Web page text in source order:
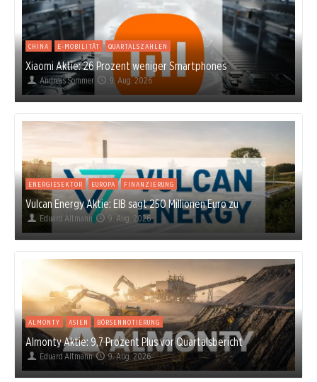
CHINA E-MOBILITÄT QUARTALSZAHLEN
Xiaomi Aktie: 26 Prozent weniger Smartphones
Andreas Sommer 9. Aug. 2026
ENERGIESEKTOR EUROPA FINANZIERUNG
Vulcan Energy Aktie: EIB sagt 250 Millionen Euro zu
Eduard Altmann 9. Aug. 2026
ALMONTY ASIEN BÖRSENNOTIERUNG
Almonty Aktie: 9,7 Prozent Plus vor Quartalsbericht
Eduard Altmann 9. Aug. 2026